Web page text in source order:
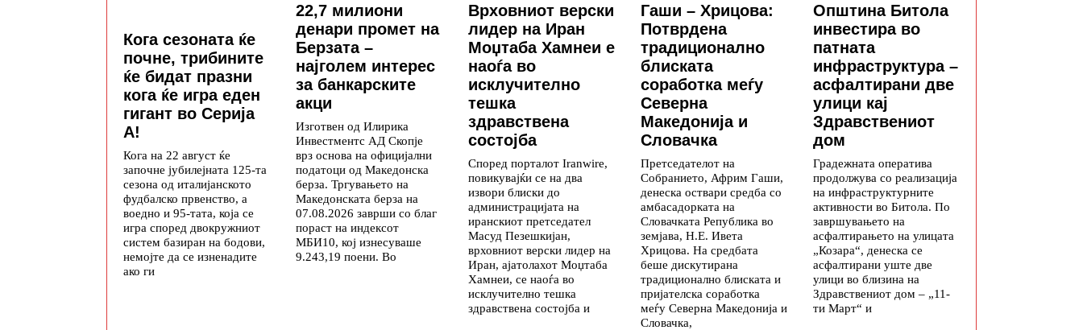
Кога сезоната ќе
почне, трибините
ќе бидат празни
кога ќе игра еден
гигант во Серија
А!
Кога на 22 август ќе
започне јубилејната 125-та
сезона од италијанското
фудбалско првенство, а
воедно и 95-тата, која се
игра според двокружниот
систем базиран на бодови,
немојте да се изненадите
ако ги
22,7 милиони
денари промет на
Берзата –
најголем интерес
за банкарските
акци
Изготвен од Илирика
Инвестментс АД Скопје
врз основа на официјални
податоци од Македонска
берза. Тргувањето на
Македонската берза на
07.08.2026 заврши со благ
пораст на индексот
МБИ10, кој изнесуваше
9.243,19 поени. Во
Врховниот верски
лидер на Иран
Моџтаба Хамнеи е
наоѓа во
исклучително
тешка
здравствена
состојба
Според порталот Iranwire,
повикувајќи се на два
извори блиски до
администрацијата на
иранскиот претседател
Масуд Пезешкијан,
врховниот верски лидер на
Иран, ајатолахот Моџтаба
Хамнеи, се наоѓа во
исклучително тешка
здравствена состојба и
Гаши – Хрицова:
Потврдена
традиционално
блиската
соработка меѓу
Северна
Македонија и
Словачка
Претседателот на
Собранието, Африм Гаши,
денеска оствари средба со
амбасадорката на
Словачката Република во
земјава, Н.Е. Ивета
Хрицова. На средбата
беше дискутирана
традиционално блиската и
пријателска соработка
меѓу Северна Македонија и
Словачка,
Општина Битола
инвестира во
патната
инфраструктура –
асфалтирани две
улици кај
Здравствениот
дом
Градежната оператива
продолжува со реализација
на инфраструктурните
активности во Битола. По
завршувањето на
асфалтирањето на улицата
„Козара“, денеска се
асфалтирани уште две
улици во близина на
Здравствениот дом – „11-
ти Март“ и